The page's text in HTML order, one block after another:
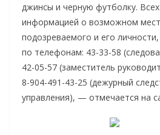
джинсы и черную футболку.
информацией о возможном
подозреваемого и его
по телефонам: 43-33-58
42-05-57 (заместитель
8-904-491-43-25 (дежурный
управления), — отмечается на